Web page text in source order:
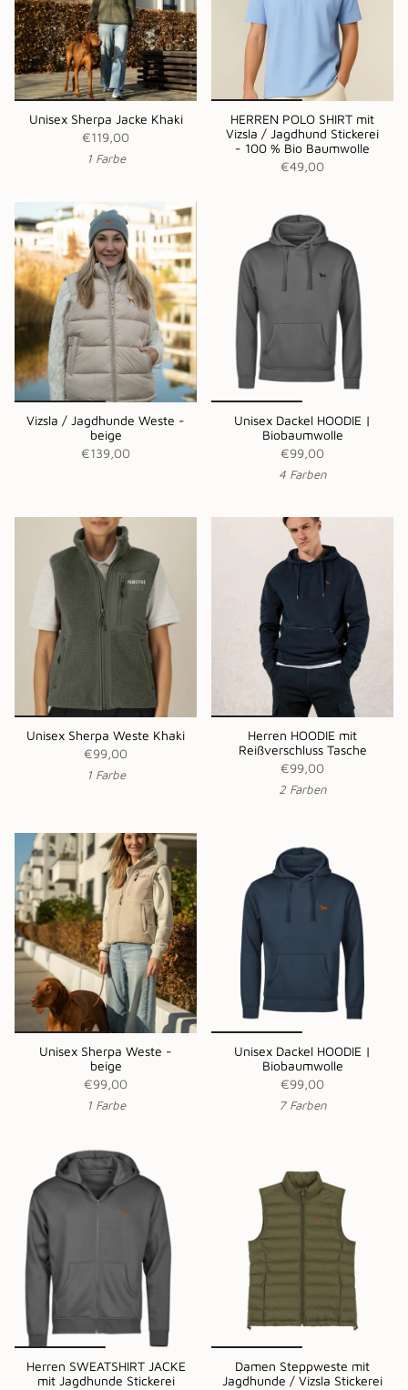
Unisex Sherpa Jacke Khaki
€119,00
1 Farbe
HERREN POLO SHIRT mit
Vizsla / Jagdhund Stickerei
- 100 % Bio Baumwolle
€49,00
Vizsla / Jagdhunde Weste -
beige
€139,00
Unisex Dackel HOODIE |
Biobaumwolle
€99,00
4 Farben
Unisex Sherpa Weste Khaki
€99,00
1 Farbe
Herren HOODIE mit
Reißverschluss Tasche
€99,00
2 Farben
Unisex Sherpa Weste -
beige
€99,00
1 Farbe
Unisex Dackel HOODIE |
Biobaumwolle
€99,00
7 Farben
Herren SWEATSHIRT JACKE
mit Jagdhunde Stickerei
Damen Steppweste mit
Jagdhunde / Vizsla Stickerei